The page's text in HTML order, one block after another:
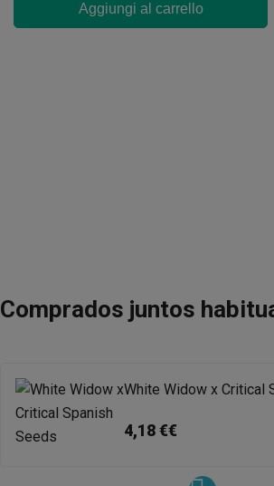
Aggiungi al carrello
Comprados juntos
White Widow x Critical
4,18 €€